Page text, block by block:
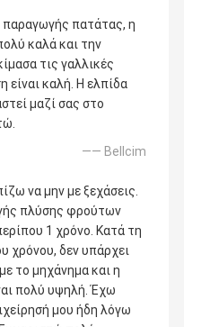
πατάτας, η
καλά και την
τις γαλλικές
είναι καλή. Η ελπίδα
μαζί σας στο
—— Bellcim
να μην με ξεχάσεις.
πλύσης φρούτων
1 χρόνο. Κατά τη
χρόνου, δεν υπάρχει
το μηχάνημα και η
πολύ υψηλή. Έχω
μου ήδη λόγω